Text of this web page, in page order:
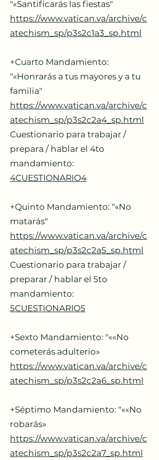
"«Santificarás las fiestas"
https://www.vatican.va/archive/c
atechism_sp/p3s2c1a3_sp.html
+Cuarto Mandamiento:
"«Honrarás a tus mayores y a tu
familia"
https://www.vatican.va/archive/c
atechism_sp/p3s2c2a4_sp.html
Cuestionario para trabajar /
prepara / hablar el 4to
mandamiento:
4CUESTIONARIO4
+Quinto Mandamiento: "«No
matarás"
https://www.vatican.va/archive/c
atechism_sp/p3s2c2a5_sp.html
Cuestionario para trabajar /
preparar / hablar el 5to
mandamiento:
5CUESTIONARIO5
+Sexto Mandamiento: "««No
cometerás adulterio»
https://www.vatican.va/archive/c
atechism_sp/p3s2c2a6_sp.html
+Séptimo Mandamiento: "««No
robarás»
https://www.vatican.va/archive/c
atechism_sp/p3s2c2a7_sp.html